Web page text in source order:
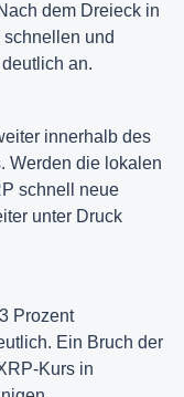
dem Dreieck in
und
an.
innerhalb des
Werden die lokalen
schnell neue
unter Druck
Prozent
Ein Bruch der
Kurs in